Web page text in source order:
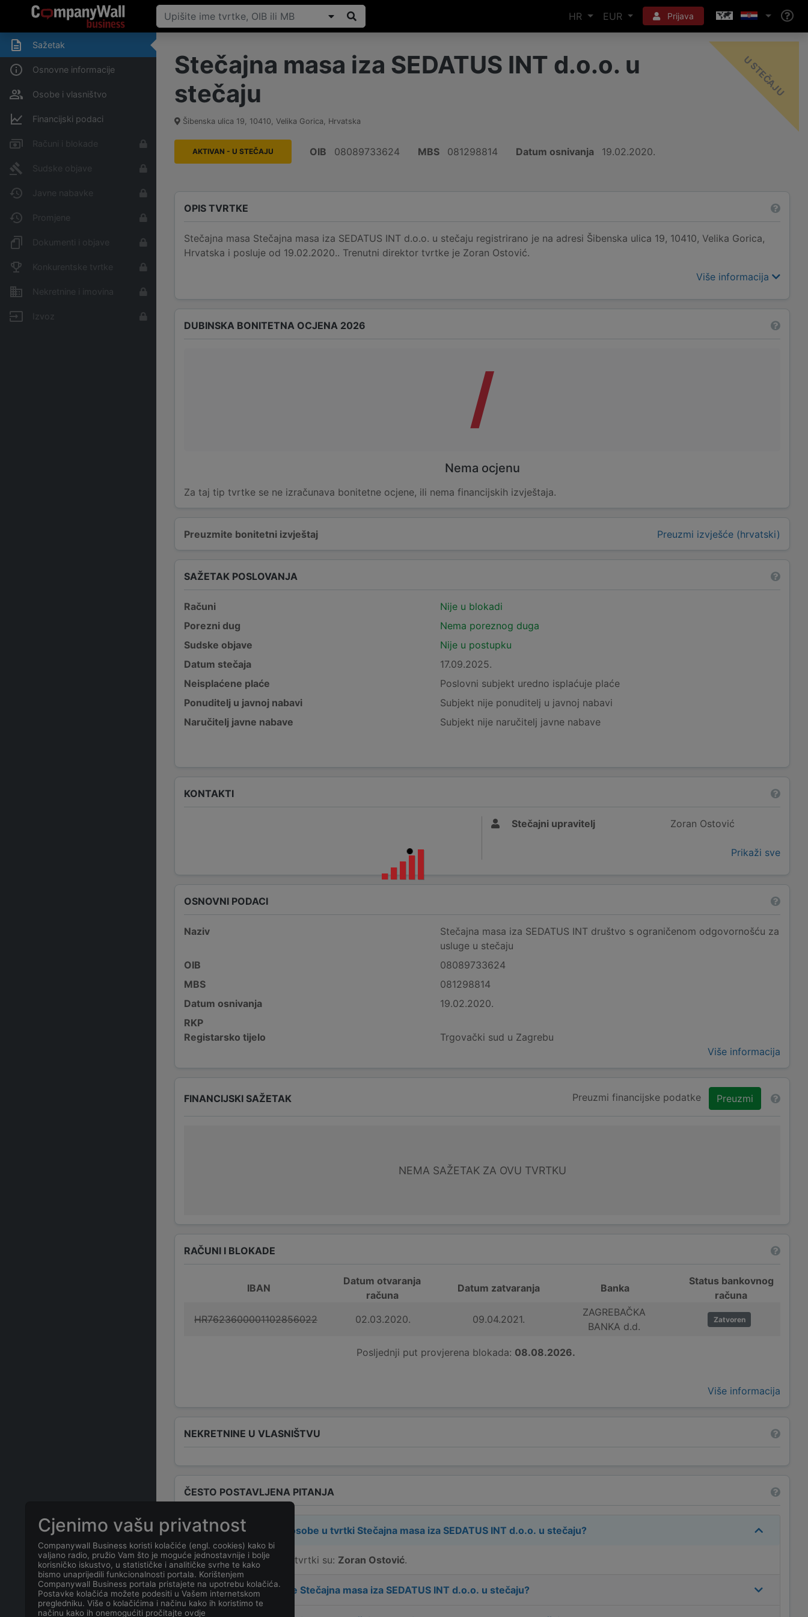
HR EUR Prijava
Sažetak
Osnovne informacije
Osobe i vlasništvo
Financijski podaci
Računi i blokade
Sudske objave
Javne nabavke
Promjene
Dokumenti i objave
Konkurentske tvrtke
Nekretnine i imovina
Izvoz
Stečajna masa iza SEDATUS INT d.o.o. u
stečaju
Šibenska ulica 19, 10410, Velika Gorica, Hrvatska
-
U
AKTIVAN - U STEČAJU OIB 08089733624 MBS 081298814 Datum osnivanja 19.02.2020.
OPIS TVRTKE
Stečajna masa Stečajna masa iza SEDATUS INT d.o.o. u stečaju registrirano je na adresi Šibenska ulica 19, 10410, Velika Gorica,
Hrvatska i posluje od 19.02.2020.. Trenutni direktor tvrtke je Zoran Ostović.
Više informacija
Preuzmite bonitetni izvještaj Preuzmi izvješće (hrvatski)
DUBINSKA BONITETNA OCJENA 2026
/
Nema ocjenu
Za taj tip tvrtke se ne izračunava bonitetne ocjene, ili nema financijskih izvještaja.
SAŽETAK POSLOVANJA
Računi
Nije u blokadi
Porezni dug
Nema poreznog duga
Sudske objave
Nije u postupku
Datum stečaja
17.09.2025.
Neisplaćene plaće
Poslovni subjekt uredno isplaćuje plaće
Ponuditelj u javnoj nabavi
Subjekt nije ponuditelj u javnoj nabavi
Naručitelj javne nabave
Subjekt nije naručitelj javne nabave
KONTAKTI
Stečajni upravitelj Zoran Ostović
Prikaži sve
OSNOVNI PODACI
Naziv
Stečajna masa iza SEDATUS INT društvo s ograničenom odgovornošću za
usluge u stečaju
OIB
08089733624
MBS
081298814
Datum osnivanja
19.02.2020.
RKP
Registarsko tijelo
Trgovački sud u Zagrebu
Više informacija
FINANCIJSKI SAŽETAK Preuzmi financijske podatke Preuzmi
NEMA SAŽETAK ZA OVU TVRTKU
RAČUNI I BLOKADE
IBAN
Datum otvaranja
računa
Datum zatvaranja Banka
Status bankovnog
računa
HR7623600001102856022
02.03.2020. 09.04.2021.
ZAGREBAČKA
BANKA d.d.
Zatvoren
Posljednji put provjerena blokada: 08.08.2026.
Više informacija
NEKRETNINE U VLASNIŠTVU
ČESTO POSTAVLJENA PITANJA
Tko su odgovorne osobe u tvrtki Stečajna masa iza SEDATUS INT d.o.o. u stečaju?
Odgovorne osobe u tvrtki su: Zoran Ostović.
Koja je adresa tvrtke Stečajna masa iza SEDATUS INT d.o.o. u stečaju?
Cjenimo vašu privatnost
Companywall Business koristi kolačiće (engl. cookies) kako bi
valjano radio, pružio Vam što je moguće jednostavnije i bolje
korisničko iskustvo, u statističke i analitičke svrhe te kako
bismo unaprijedili funkcionalnosti portala. Korištenjem
Companywall Business portala pristajete na upotrebu kolačića.
Postavke kolačića možete podesiti u Vašem internetskom
pregledniku. Više o kolačićima i načinu kako ih koristimo te
načinu kako ih onemogućiti pročitajte ovdje